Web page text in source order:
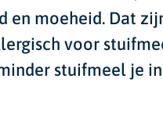
en moeheid. Dat
voor
stuifmeel je